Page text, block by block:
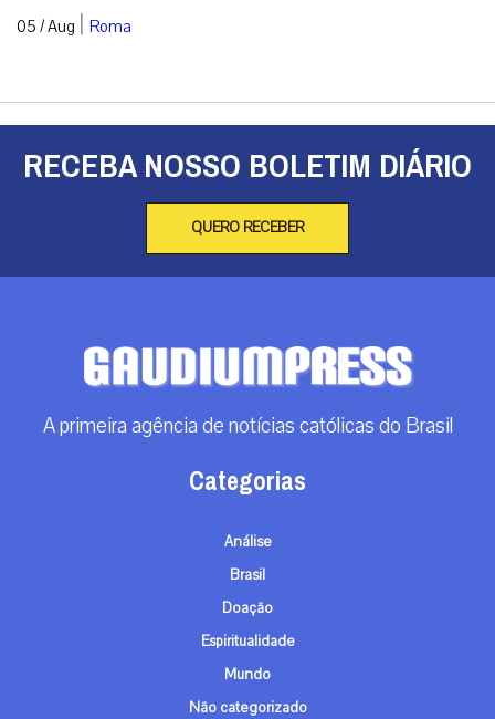
A primeira agência de notícias católicas do Brasil
Categorias
Mundo
Não categorizado
Arquivos
Contato
info@gaudiumpress.org